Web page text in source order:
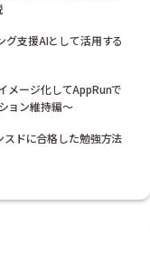
グ支援AIとして活用する
メージ化してAppRunで
ョン維持編～
ドに合格した勉強方法